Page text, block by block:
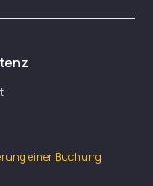
einer Buchung